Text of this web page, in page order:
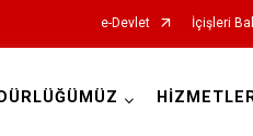
e-Devlet İçişleri